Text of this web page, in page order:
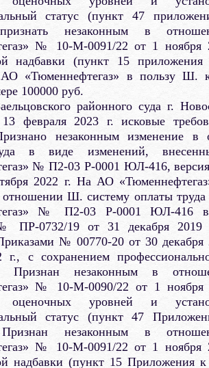
статус (пункт 47
признать незаконным в
№ 10-М-0091/22 от 1 ноября
надбавки (пункт 15
«Тюменнефтегаз» в пользу Ш.
100000 руб.
районного суда г.
февраля 2023 г. исковые
незаконным изменение
в виде изменений,
№ П2-03 Р-0001 ЮЛ-416,
2022 г. На АО
отношении Ш. систему оплаты
№ П2-03 Р-0001 ЮЛ-416
ПР-0732/19 от 31 декабря 2019
№ 00770-20 от 30
г., с сохранением
Признан незаконным в
№ 10-М-0090/22 от 1
оценочных уровней и
статус (пункт 47
Признан незаконным в
№ 10-М-0091/22 от 1 ноября
надбавки (пункт 15 Приложения